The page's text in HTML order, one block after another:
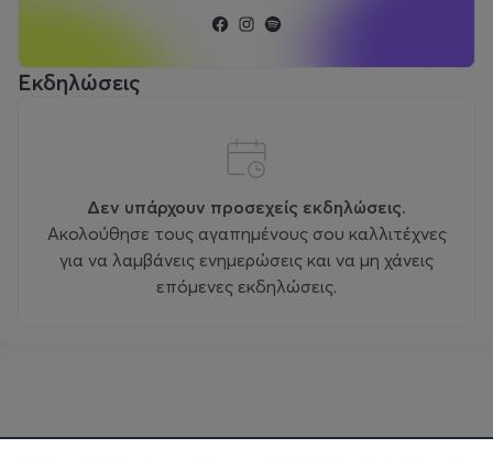
Εκδηλώσεις
Δεν υπάρχουν προσεχείς εκδηλώσεις.
Ακολούθησε τους αγαπημένους σου καλλιτέχνες
για να λαμβάνεις ενημερώσεις και να μη χάνεις
επόμενες εκδηλώσεις.